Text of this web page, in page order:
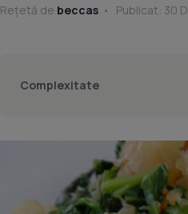
Rețetă de beccas Publicat: 30
Complexitate